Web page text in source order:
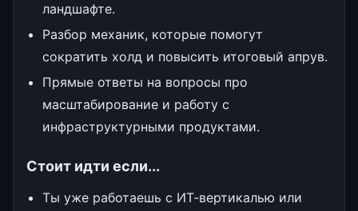
ландшафте.
Разбор механик, которые помогут
сократить холд и повысить итоговый апрув.
Прямые ответы на вопросы про
масштабирование и работу с
инфраструктурными продуктами.
Стоит идти если...
Ты уже работаешь с ИТ-вертикалью или